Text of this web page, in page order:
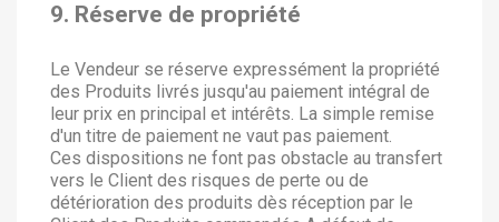
9. Réserve de propriété
Le Vendeur se réserve expressément la propriété
des Produits livrés jusqu'au paiement intégral de
leur prix en principal et intérêts. La simple remise
d'un titre de paiement ne vaut pas paiement.
Ces dispositions ne font pas obstacle au transfert
vers le Client des risques de perte ou de
détérioration des produits dès réception par le